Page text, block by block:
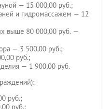
— 15 000,00 руб.;
и гидромассажем — 12
выше 80 000,00 руб. —
— 3 500,00 руб.;
руб.;
— 1 900,00 руб.
руб.;
руб.;